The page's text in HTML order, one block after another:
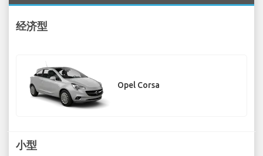
经济型
Opel Corsa
小型